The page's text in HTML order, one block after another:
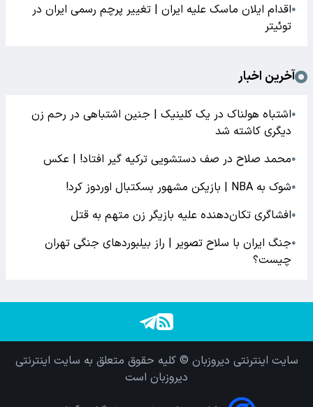
●اقدام ایلان ماسک علیه ایران | تغییر پرچم رسمی ایران در
توئیتر
آخرین اخبار
●اشتباه هولناک در یک کلینیک | جنین اشتباهی در رحم زن
دیگری کاشته شد
●محمد صلاح در صف دستشویی ترکیه گیر افتاد! | عکس
●شوک به NBA | بازیکن مشهور بسکتبال اوردوز کرد!
●افشاگری‌ تکان‌دهنده علیه بازیگر زن متهم به قتل
●جنگ ایران با سلاح تصویر | راز بیلبوردهای جنگی تهران
چیست؟
سایت اینترنتی دیروزبان © کلیه حقوق متعلق به سایت اینترنتی
دیروزبان است